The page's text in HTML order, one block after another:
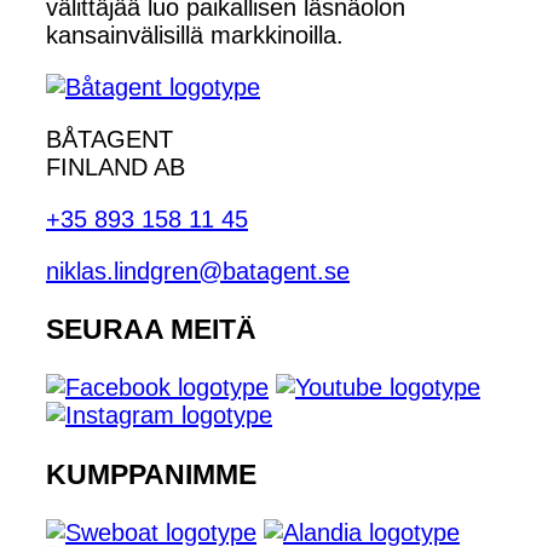
välittäjää luo paikallisen läsnäolon
kansainvälisillä markkinoilla.
BÅTAGENT
FINLAND AB
+35 893 158 11 45
niklas.lindgren@batagent.se
SEURAA MEITÄ
KUMPPANIMME